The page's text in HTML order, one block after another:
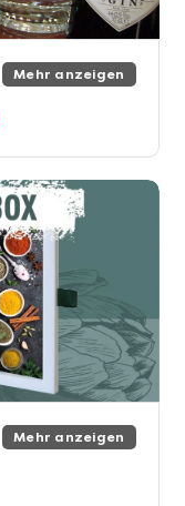
Mehr anzeigen
Mehr anzeigen